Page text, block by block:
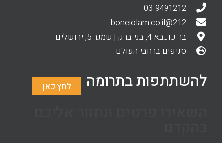
03-9491212
212@boneiolam.co.il
בר כוכבא 4, בני ברק | שמגר 5, ירושלים
סניפים ברחבי העולם
להשתתפות בתרומה לחץ כאן